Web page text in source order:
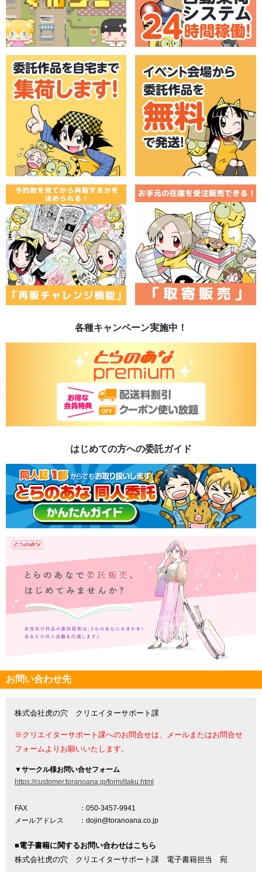
各種キャンペーン実施中！
はじめての方への委託ガイド
お問い合わせ先
株式会社虎の穴 クリエイターサポート課
※クリエイターサポート課へのお問合せは、メールまたはお問合せ
フォームよりお願いいたします。
▼サークル様お問い合せフォーム
https://customer.toranoana.jp/form/itaku.html
FAX
：050-3457-9941
メールアドレス
：dojin@toranoana.co.jp
■電子書籍に関するお問い合わせはこちら
株式会社虎の穴 クリエイターサポート課 電子書籍担当 宛